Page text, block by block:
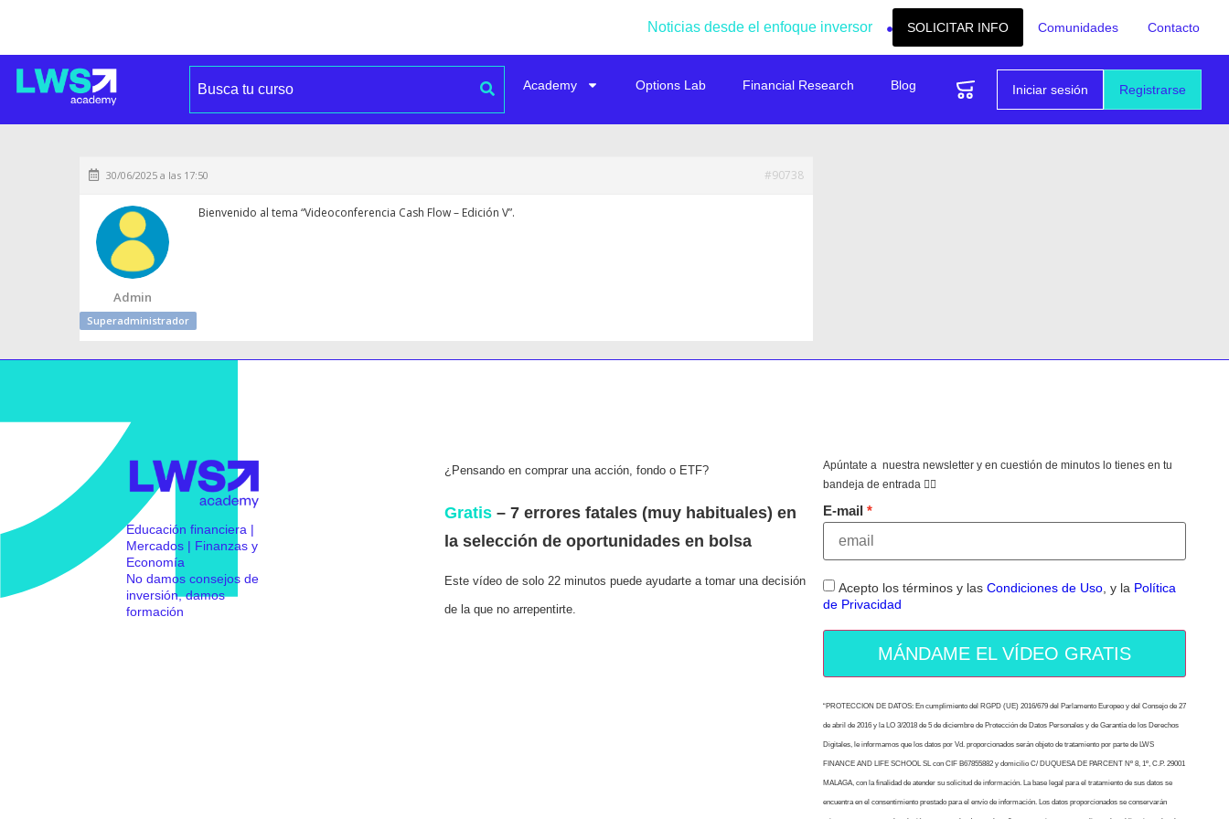
Noticias desde el enfoque inversor SOLICITAR INFO Comunidades Contacto
Registrarse
Iniciar sesión
Academy Options Lab Financial Research Blog
30/06/2025 a las 17:50 #90738
Admin
Superadministrador
Bienvenido al tema “Videoconferencia Cash Flow – Edición V”.
Educación financiera |
Mercados | Finanzas y
Economía
No damos consejos de
inversión, damos
formación
¿Pensando en comprar una acción, fondo o ETF?
Gratis– 7 errores fatales (muy habituales) en
la selección de oportunidades en bolsa
Este vídeo de solo 22 minutos puede ayudarte a tomar una decisión
de la que no arrepentirte.
Apúntate a nuestra newsletter y en cuestión de minutos lo tienes en tu
bandeja de entrada 👇🏻
E-mail
Acepto los términos y las Condiciones de Uso, y la Política
de Privacidad
MÁNDAME EL VÍDEO GRATIS
“PROTECCION DE DATOS: En cumplimiento del RGPD (UE) 2016/679 del Parlamento Europeo y del Consejo de 27
de abril de 2016 y la LO 3/2018 de 5 de diciembre de Protección de Datos Personales y de Garantía de los Derechos
Digitales, le informamos que los datos por Vd. proporcionados serán objeto de tratamiento por parte de LWS
FINANCE AND LIFE SCHOOL SL con CIF B67855882 y domicilio C/ DUQUESA DE PARCENT Nº 8, 1º, C.P. 29001
MALAGA, con la finalidad de atender su solicitud de información. La base legal para el tratamiento de sus datos se
encuentra en el consentimiento prestado para el envío de información. Los datos proporcionados se conservarán